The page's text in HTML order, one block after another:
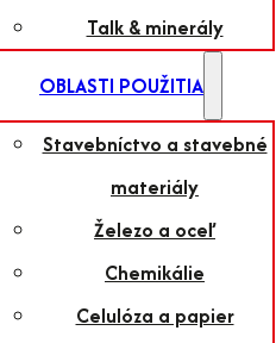
Talk & minerály
OBLASTI POUŽITIA
Stavebníctvo a stavebné
materiály
Železo a oceľ
Chemikálie
Celulóza a papier